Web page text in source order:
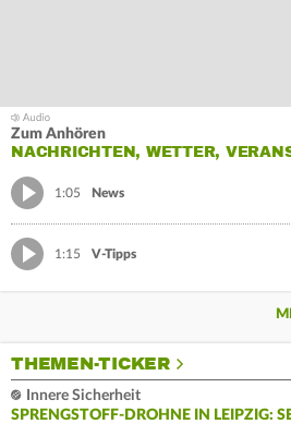
Zum Anhören
NACHRICHTEN, WETTER,
1:05 News
1:15 V-Tipps
THEMEN-TICKER
Innere Sicherheit
SPRENGSTOFF-DROHNE IN LEIPZIG: